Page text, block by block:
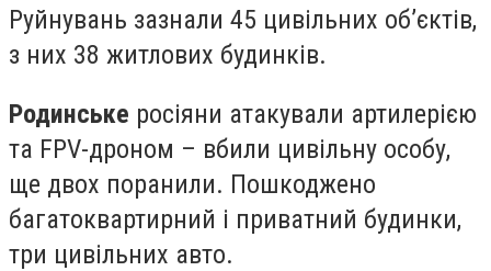
Руйнувань зазнали 45 цивільних об’єктів,
з них 38 житлових будинків.
Родинське росіяни атакували артилерією
та FPV-дроном – вбили цивільну особу,
ще двох поранили. Пошкоджено
багатоквартирний і приватний будинки,
три цивільних авто.